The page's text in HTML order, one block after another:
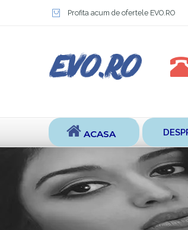
Profita acum de ofertele EVO.RO
ACASA